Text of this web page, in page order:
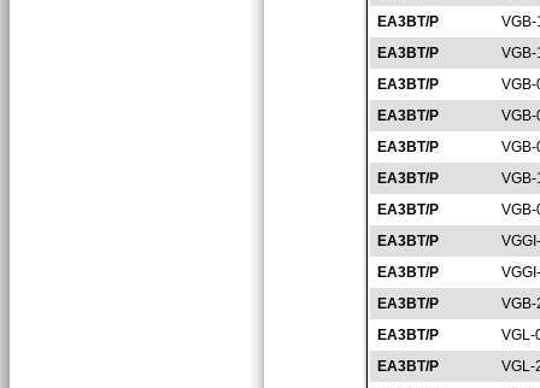
EA3BT/P
EA3BT/P
EA3BT/P
EA3BT/P
EA3BT/P
EA3BT/P
EA3BT/P
EA3BT/P
EA3BT/P
EA3BT/P
EA3BT/P
VGL-
EA3BT/P
VGL-